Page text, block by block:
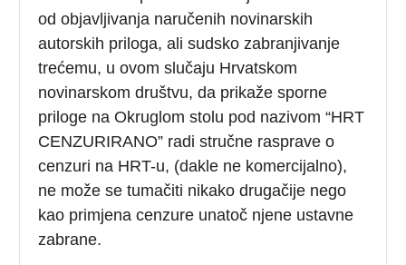
od objavljivanja naručenih novinarskih
autorskih priloga, ali sudsko zabranjivanje
trećemu, u ovom slučaju Hrvatskom
novinarskom društvu, da prikaže sporne
priloge na Okruglom stolu pod nazivom “HRT
CENZURIRANO” radi stručne rasprave o
cenzuri na HRT-u, (dakle ne komercijalno),
ne može se tumačiti nikako drugačije nego
kao primjena cenzure unatoč njene ustavne
zabrane.